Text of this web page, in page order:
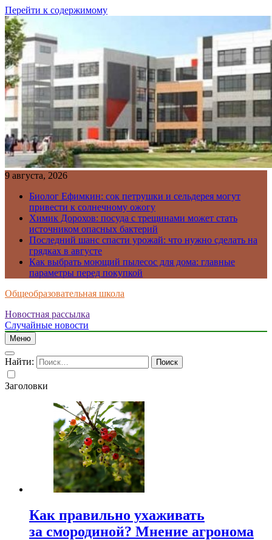
Перейти к содержимому
9 августа, 2026
Биолог Ефимкин: сок петрушки и сельдерея могут
привести к солнечному ожогу
Химик Дорохов: посуда с трещинами может стать
источником опасных бактерий
Последний шанс спасти урожай: что нужно сделать на
грядках в августе
Как выбрать моющий пылесос для дома: главные
параметры перед покупкой
Общеобразовательная школа
Новостная рассылка
Случайные новости
Меню
Найти:
Заголовки
Как правильно ухаживать
за смородиной? Мнение агронома